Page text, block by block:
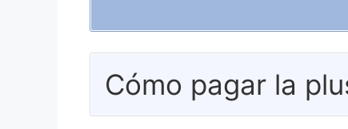
Cómo pagar la